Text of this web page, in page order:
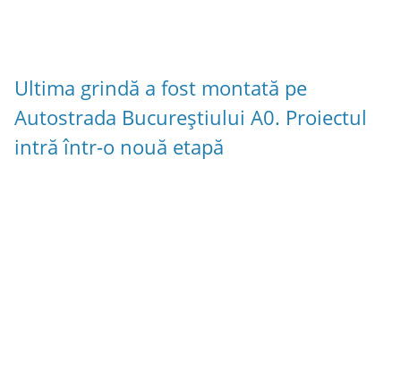
Ultima grindă a fost montată pe
Autostrada Bucureștiului A0. Proiectul
intră într-o nouă etapă